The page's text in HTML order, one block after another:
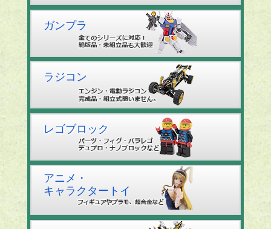
ガンプラ
ラジコン
レゴブロック
アニメ・
キャラクタートイ